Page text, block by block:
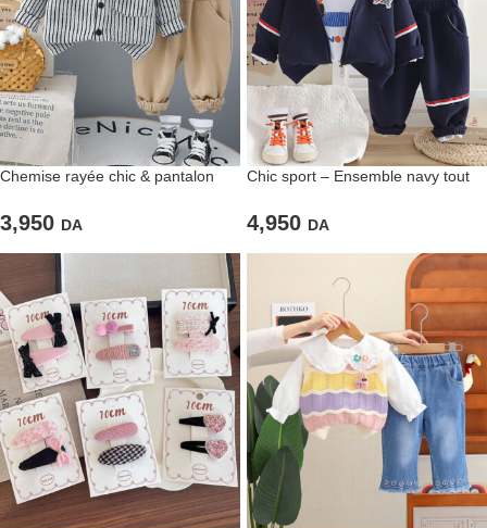
Chemise rayée chic & pantalon
3,950 DA
Chic sport – Ensemble navy tout
4,950 DA